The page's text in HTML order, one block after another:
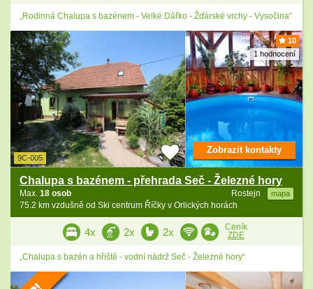
„Rodinná Chalupa s bazénem - Velké Dářko - Žďárské vrchy - Vysočina“
10
1 hodnocení
9C-005
Chalupa s bazénem - přehrada Seč - Železné hory
Rostejn mapa
Max. 18 osob
75.2 km vzdušně od Ski centrum Říčky v Orlických horách
Zobrazit kontakty
4x 2x 2x
Ceník
ZDE
„Chalupa s bazén a hřiště - vodní nádrž Seč - Železné hory“